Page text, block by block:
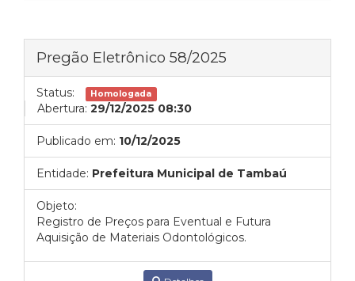
Pregão Eletrônico 58/2025
Status: Homologada
Abertura: 29/12/2025 08:30
Publicado em: 10/12/2025
Entidade: Prefeitura Municipal de Tambaú
Objeto:
Registro de Preços para Eventual e Futura
Aquisição de Materiais Odontológicos.